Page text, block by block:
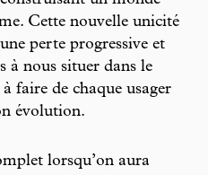
Cette nouvelle unicité
perte progressive et
à nous situer dans le
faire de chaque usager
évolution.
lorsqu’on aura